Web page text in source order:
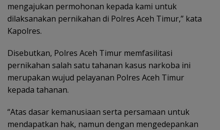
mengajukan permohonan kepada kami untuk
dilaksanakan pernikahan di Polres Aceh Timur,” kata
Kapolres.
Disebutkan, Polres Aceh Timur memfasilitasi
pernikahan salah satu tahanan kasus narkoba ini
merupakan wujud pelayanan Polres Aceh Timur
kepada tahanan.
“Atas dasar kemanusiaan serta persamaan untuk
mendapatkan hak, namun dengan mengedepankan